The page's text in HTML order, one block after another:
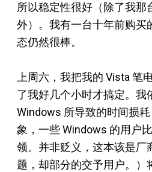
所以稳定性很好（除了我那
外）。我有一台十年前购买
态仍然很棒。
上周六，我把我的 Vista 笔
了我好几个小时才搞定。我
Windows 所导致的时间损
象，一些 Windows 的用户
领。并非贬义，这本该是厂
题，却部分的交予用户。）